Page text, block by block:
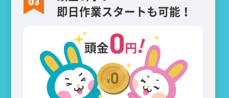
即日作業スタートも可能！